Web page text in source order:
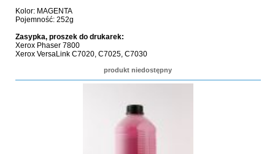
Kolor: MAGENTA
Pojemność: 252g
Zasypka, proszek do drukarek:
Xerox Phaser 7800
Xerox VersaLink C7020, C7025, C7030
produkt niedostępny